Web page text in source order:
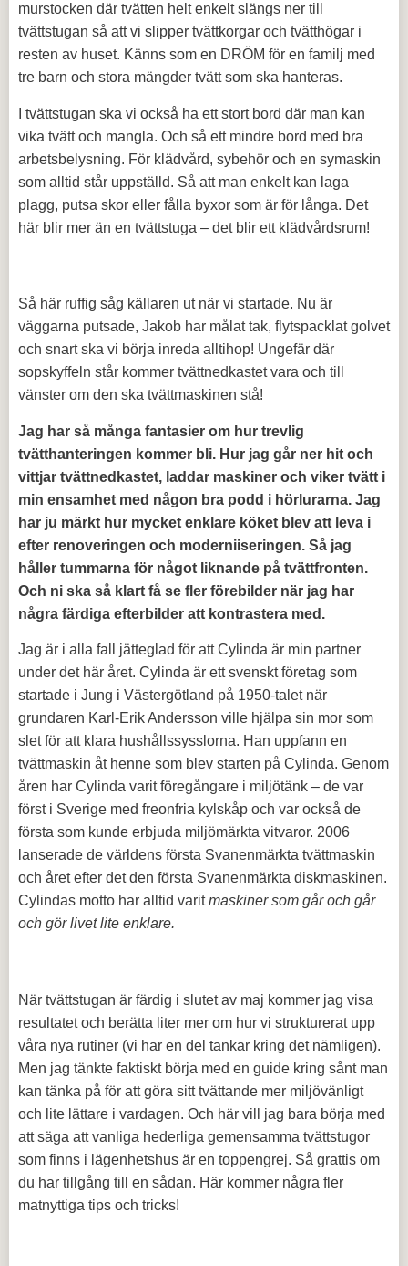
murstocken där tvätten helt enkelt slängs ner till
tvättstugan så att vi slipper tvättkorgar och tvätthögar i
resten av huset. Känns som en DRÖM för en familj med
tre barn och stora mängder tvätt som ska hanteras.
I tvättstugan ska vi också ha ett stort bord där man kan
vika tvätt och mangla. Och så ett mindre bord med bra
arbetsbelysning. För klädvård, sybehör och en symaskin
som alltid står uppställd. Så att man enkelt kan laga
plagg, putsa skor eller fålla byxor som är för långa. Det
här blir mer än en tvättstuga – det blir ett klädvårdsrum!
Så här ruffig såg källaren ut när vi startade. Nu är
väggarna putsade, Jakob har målat tak, flytspacklat golvet
och snart ska vi börja inreda alltihop! Ungefär där
sopskyffeln står kommer tvättnedkastet vara och till
vänster om den ska tvättmaskinen stå!
Jag har så många fantasier om hur trevlig
tvätthanteringen kommer bli. Hur jag går ner hit och
vittjar tvättnedkastet, laddar maskiner och viker tvätt i
min ensamhet med någon bra podd i hörlurarna. Jag
har ju märkt hur mycket enklare köket blev att leva i
efter renoveringen och moderniiseringen. Så jag
håller tummarna för något liknande på tvättfronten.
Och ni ska så klart få se fler förebilder när jag har
några färdiga efterbilder att kontrastera med.
Jag är i alla fall jätteglad för att Cylinda är min partner
under det här året. Cylinda är ett svenskt företag som
startade i Jung i Västergötland på 1950-talet när
grundaren Karl-Erik Andersson ville hjälpa sin mor som
slet för att klara hushållssysslorna. Han uppfann en
tvättmaskin åt henne som blev starten på Cylinda. Genom
åren har Cylinda varit föregångare i miljötänk – de var
först i Sverige med freonfria kylskåp och var också de
första som kunde erbjuda miljömärkta vitvaror. 2006
lanserade de världens första Svanenmärkta tvättmaskin
och året efter det den första Svanenmärkta diskmaskinen.
Cylindas motto har alltid varitmaskiner som går och går
och gör livet lite enklare.
När tvättstugan är färdig i slutet av maj kommer jag visa
resultatet och berätta liter mer om hur vi strukturerat upp
våra nya rutiner (vi har en del tankar kring det nämligen).
Men jag tänkte faktiskt börja med en guide kring sånt man
kan tänka på för att göra sitt tvättande mer miljövänligt
och lite lättare i vardagen. Och här vill jag bara börja med
att säga att vanliga hederliga gemensamma tvättstugor
som finns i lägenhetshus är en toppengrej. Så grattis om
du har tillgång till en sådan. Här kommer några fler
matnyttiga tips och tricks!